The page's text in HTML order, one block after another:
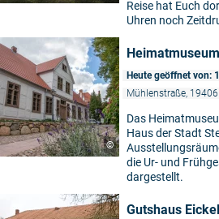
Reise hat Euch
Uhren noch
©
Heute geöffnet von:
Mühlenstraße,
Das
Haus der Stadt
die Ur- und
dargestellt.
Gutshaus